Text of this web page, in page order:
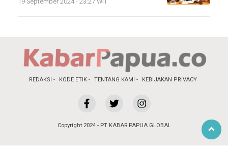
REDAKSI KODE ETIK TENTANG KAMI KEBIJAKAN PRIVACY
Copyright 2024 - PT KABAR PAPUA GLOBAL